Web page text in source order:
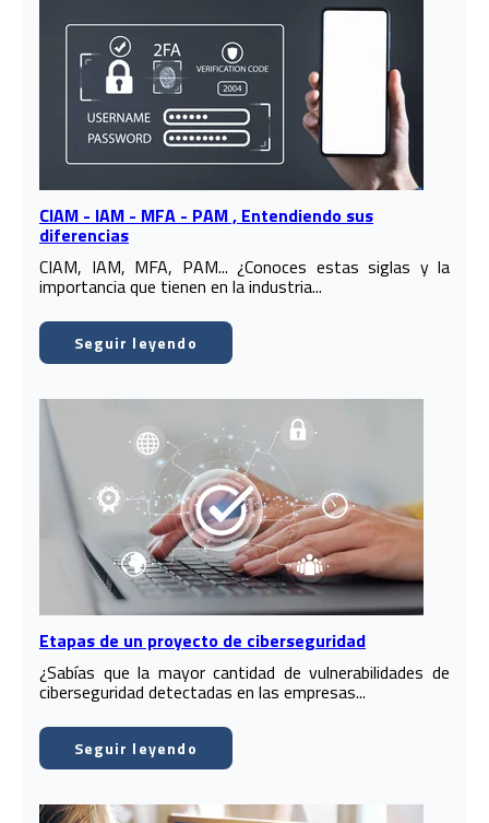
CIAM - IAM - MFA - PAM , Entendiendo sus
diferencias
CIAM, IAM, MFA, PAM... ¿Conoces estas siglas y la
importancia que tienen en la industria...
Seguir leyendo
Etapas de un proyecto de ciberseguridad
¿Sabías que la mayor cantidad de vulnerabilidades de
ciberseguridad detectadas en las empresas...
Seguir leyendo